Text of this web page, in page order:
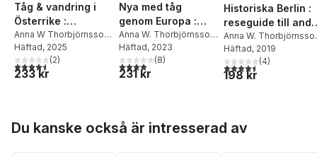
Tåg & vandring i
Österrike :
upplevelser,
gastronomi, kultur
& vackra sträckor
Anna W Thorbjörnsson ,
Marko T Wramén
Häftad, 2025
4,5utav 5 stjärnor. Totalt antal röster:
(2)
233 kr
Nya med tåg
genom Europa :
elva rutter och 650
tips
Anna W. Thorbjörnsson ,
Marko T. Wramén
Häftad, 2023
3,9utav 5 stjärnor. Totalt antal röster:
(8)
231 kr
Historiska Berlin :
reseguide till
världskriget och
kalla kriget
Anna W.
Marko T. Wramén
Häftad, 2019
4,5utav 5 stjärnor.
(4)
198 kr
Du kanske också är intresserad av